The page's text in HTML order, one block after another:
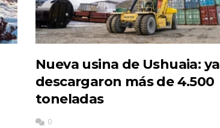
Nueva usina de Ushuaia: ya
descargaron más de 4.500
toneladas
0